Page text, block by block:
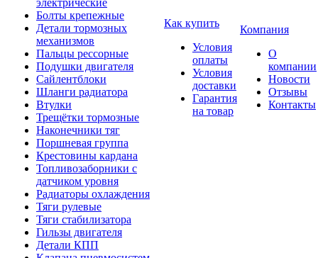
электрические
Болты крепежные
Детали тормозных
механизмов
Пальцы рессорные
Подушки двигателя
Сайлентблоки
Шланги радиатора
Втулки
Трещётки тормозные
Наконечники тяг
Поршневая группа
Крестовины кардана
Топливозаборники с
датчиком уровня
Радиаторы охлаждения
Тяги рулевые
Тяги стабилизатора
Гильзы двигателя
Детали КПП
Как купить
Условия
оплаты
Условия
доставки
Гарантия
на товар
Компания
О
компании
Новости
Отзывы
Контакты